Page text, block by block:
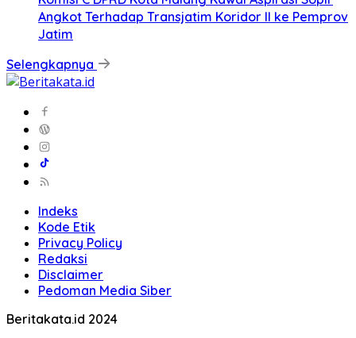
Angkot Terhadap Transjatim Koridor II ke Pemprov
Jatim
Selengkapnya
Indeks
Kode Etik
Privacy Policy
Redaksi
Disclaimer
Pedoman Media Siber
Beritakata.id 2024